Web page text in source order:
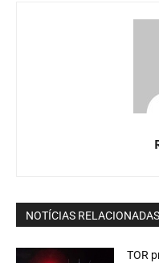
NOTÍCIAS RELACIONADAS
TOR